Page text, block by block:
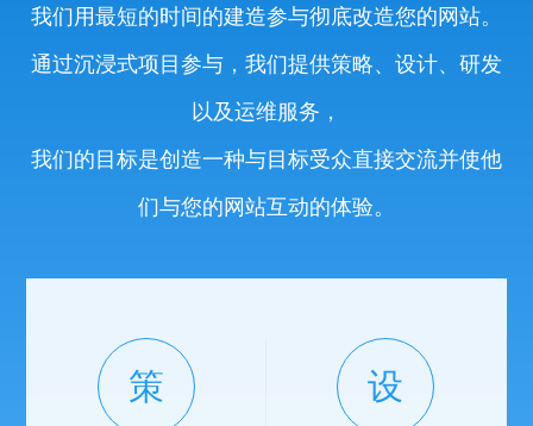
我们用最短的时间的建造参与彻底改造您的网站。
通过沉浸式项目参与，我们提供策略、设计、研发
以及运维服务，
我们的目标是创造一种与目标受众直接交流并使他
们与您的网站互动的体验。
策 设